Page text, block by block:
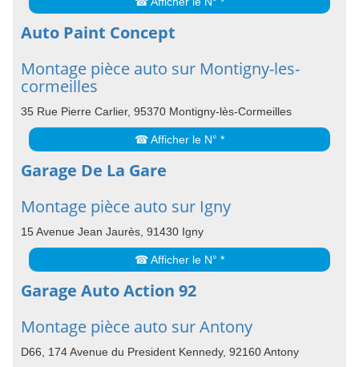
Auto Paint Concept
Montage pièce auto sur Montigny-les-
cormeilles
35 Rue Pierre Carlier, 95370 Montigny-lès-Cormeilles
☎ Afficher le N° *
Garage De La Gare
Montage pièce auto sur Igny
15 Avenue Jean Jaurès, 91430 Igny
☎ Afficher le N° *
Garage Auto Action 92
Montage pièce auto sur Antony
D66, 174 Avenue du President Kennedy, 92160 Antony